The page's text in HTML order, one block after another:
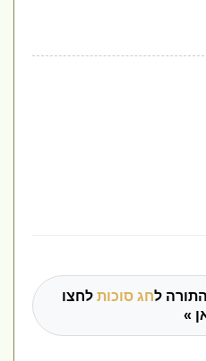
לחג סוכותלחצו
»